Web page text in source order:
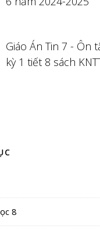
Giáo Án Tin 7 - Ôn
kỳ 1 tiết 8 sách
8